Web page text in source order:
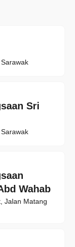
Sri
Wahab
Jalan Matang